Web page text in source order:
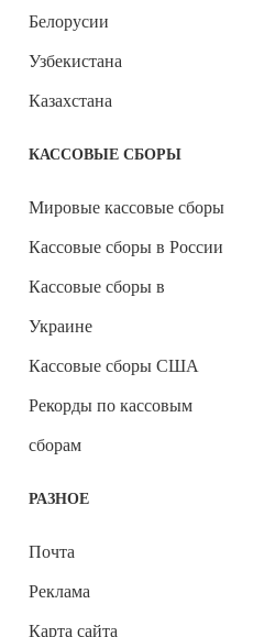
Белорусии
Узбекистана
Казахстана
КАССОВЫЕ СБОРЫ
Мировые кассовые сборы
Кассовые сборы в России
Кассовые сборы в
Украине
Кассовые сборы США
Рекорды по кассовым
сборам
РАЗНОЕ
Почта
Реклама
Карта сайта